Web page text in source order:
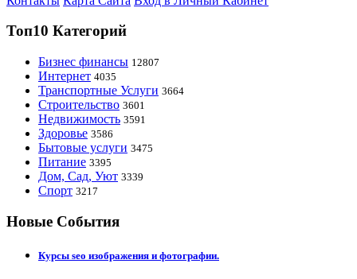
Топ10 Категорий
Бизнес финансы 12807
Интернет 4035
Транспортные Услуги 3664
Строительство 3601
Недвижимость 3591
Здоровье 3586
Бытовые услуги 3475
Питание 3395
Дом, Сад, Уют 3339
Спорт 3217
Новые События
Курсы seo изображения и фотографии.